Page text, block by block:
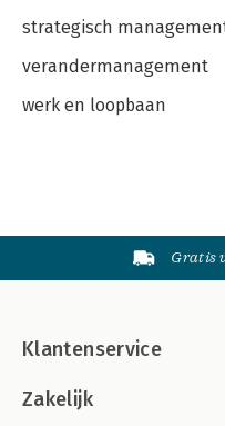
strategisch
verandermanagement
werk en loopbaan
Gratis
Klantenservice
Zakelijk